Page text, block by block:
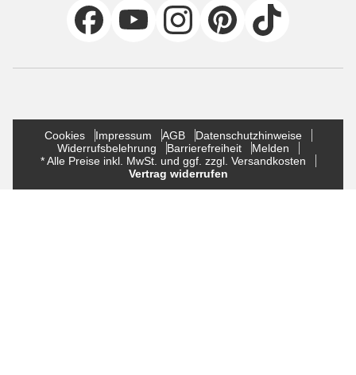
Cookies Impressum AGB
Datenschutzhinweise
Widerrufsbelehrung
Barrierefreiheit
Melden
* Alle Preise inkl. MwSt. und ggf. zzgl. Versandkosten
Vertrag widerrufen